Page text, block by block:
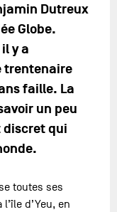
Dutreux
Globe.
y a
trentenaire
faille. La
un peu
discret qui
toutes ses
d’Yeu, en